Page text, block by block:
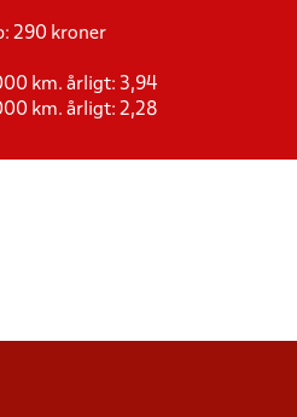
290 kroner
km. årligt: 3,94
km. årligt: 2,28